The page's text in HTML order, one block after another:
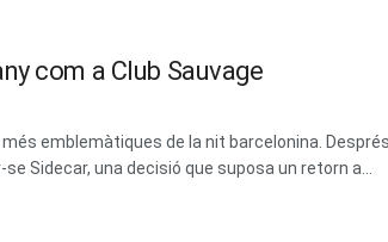
com a Club Sauvage
emblemàtiques de la nit barcelonina.
Sidecar, una decisió que suposa un retorn a...